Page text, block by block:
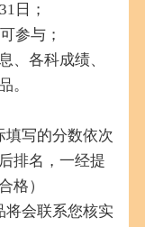
日；
参与；
、各科成绩、
。
填写的分数依次
排名，一经提
格）
将会联系您核实